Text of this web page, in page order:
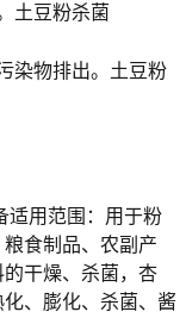
土豆粉杀菌
染物排出。土豆粉
适用范围：用于粉
食制品、农副产
干燥、杀菌，杏
、膨化、杀菌、酱